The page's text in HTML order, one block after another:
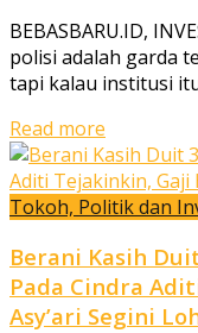
BEBASBARU.ID,
polisi adalah garda
tapi kalau institusi
Read more
Tokoh, Politik dan
Berani Kasih
Pada Cindra
Asy’ari Segini